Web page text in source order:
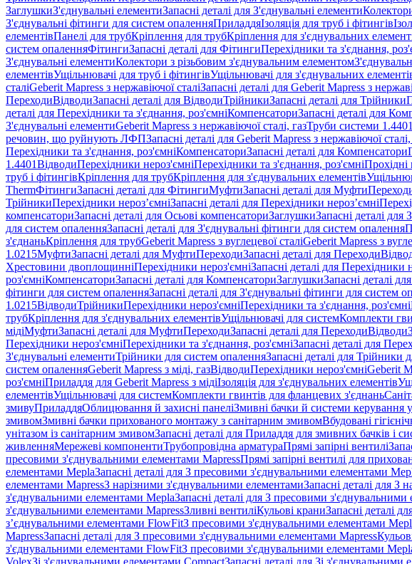
ЗаглушкиЗ'єднувальні елементиЗапасні деталі для З'єднувальні елементи
З'єднувальні фітинги для систем опаленняПриладдяІзоляція для труб і фітингів
елементівПанелі для трубКріплення для трубКріплення для з'єднувальних
систем опаленняФітингиЗапасні деталі для ФітингиПерехідники та з'єднання,
З'єднувальні елементиКолектори з різьбовим з'єднувальним елементом
елементівУщільнювачі для труб і фітингівУщільнювачі для з'єднувальних
сталіGeberit Mapress з нержавіючої сталіЗапасні деталі для Geberit Mapress з
ПереходиВідводиЗапасні деталі для ВідводиТрійникиЗапасні деталі для Трійники
деталі для Перехідники та з'єднання, роз'ємніКомпенсаториЗапасні деталі для
З'єднувальні елементиGeberit Mapress з нержавіючої сталі, газТруби системи 1.4401
речовин, що руйнують ЛФПЗапасні деталі для Geberit Mapress з нержавіючої
Перехідники та з'єднання, роз'ємніКомпенсаториЗапасні деталі для Компенсатори
1.4401ВідводиПерехідники нероз'ємніПерехідники та з'єднання, роз'ємніПрохідні
труб і фітингівКріплення для трубКріплення для з'єднувальних елементів
ThermФітингиЗапасні деталі для ФітингиМуфтиЗапасні деталі для Муфти
ТрійникиПерехідники нероз’ємніЗапасні деталі для Перехідники нероз’ємні
компенсаториЗапасні деталі для Осьові компенсаториЗаглушкиЗапасні деталі для
для систем опаленняЗапасні деталі для З'єднувальні фітинги для систем опалення
з'єднаньКріплення для трубGeberit Mapress з вуглецевої сталіGeberit Mapress з
1.0215МуфтиЗапасні деталі для МуфтиПереходиЗапасні деталі для Переходи
Хрестовини двоплощинніПерехідники нероз'ємніЗапасні деталі для Перехідники
роз'ємніКомпенсаториЗапасні деталі для КомпенсаториЗаглушкиЗапасні деталі
фітинги для систем опаленняЗапасні деталі для З'єднувальні фітинги для систем
1.0215ВідводиТрійникиПерехідники нероз'ємніПерехідники та з'єднання, роз'ємні
трубКріплення для з'єднувальних елементівУщільнювачі для системКомплекти
мідіМуфтиЗапасні деталі для МуфтиПереходиЗапасні деталі для ПереходиВідводи
Перехідники нероз'ємніПерехідники та з'єднання, роз'ємніЗапасні деталі для
З'єднувальні елементиТрійники для систем опаленняЗапасні деталі для Трійники
систем опаленняGeberit Mapress з міді, газВідводиПерехідники нероз'ємніGeberit
роз'ємніПриладдя для Geberit Mapress з мідіІзоляція для з'єднувальних елементів
елементівУщільнювачі для системКомплекти гвинтів для фланцевих з'єднань
змивуПриладдяОблицювання й захисні панеліЗмивні бачки й системи керування
змивомЗмивні бачки прихованого монтажу з санітарним змивомВбудовані
унітазом із санітарним змивомЗапасні деталі для Приладдя для змивних бачків і
живленняМережеві компонентиТрубопровідна арматураПрямі запірні вентилі
пресовими з'єднувальними елементами MapressПрямі запірні вентилі для
елементами MeplaЗапасні деталі для З пресовими з'єднувальними елементами
елементами MapressЗ нарізними з'єднувальними елементамиЗапасні деталі для З
з'єднувальними елементами MeplaЗапасні деталі для З пресовими
з'єднувальними елементами MapressЗливні вентиліКульові краниЗапасні деталі
з’єднувальними елементами FlowFitЗ пресовими з'єднувальними елементами
MapressЗапасні деталі для З пресовими з'єднувальними елементами Mapress
з'єднувальними елементами FlowFitЗ пресовими з'єднувальними елементами
VolexЗі з'єднувальними елементами CompactЗапасні деталі для Зі з'єднувальними